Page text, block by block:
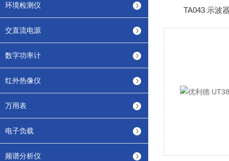
环境检测仪
交直流电源
数字功率计
红外热像仪
万用表
电子负载
频谱分析仪
TA043 示波